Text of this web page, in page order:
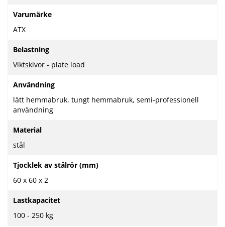
Varumärke
ATX
Belastning
Viktskivor - plate load
Användning
lätt hemmabruk, tungt hemmabruk, semi-professionell
användning
Material
stål
Tjocklek av stålrör (mm)
60 x 60 x 2
Lastkapacitet
100 - 250 kg